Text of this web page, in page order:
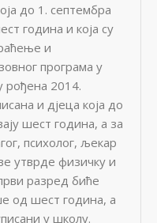
до 1. септембра
година и која су
и
програма у
рођена 2014.
и дјеца која до
шест година, а за
психолог, љекар
утврде физичку и
разред биће
од шест година, а
у школу.